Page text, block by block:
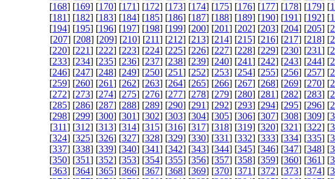
[168] [169] [170] [171] [172] [173] [174] [175] [176] [177] [178] [179] [
[181] [182] [183] [184] [185] [186] [187] [188] [189] [190] [191] [192] [
[194] [195] [196] [197] [198] [199] [200] [201] [202] [203] [204] [205] [
[207] [208] [209] [210] [211] [212] [213] [214] [215] [216] [217] [218] [
[220] [221] [222] [223] [224] [225] [226] [227] [228] [229] [230] [231] [
[233] [234] [235] [236] [237] [238] [239] [240] [241] [242] [243] [244] [
[246] [247] [248] [249] [250] [251] [252] [253] [254] [255] [256] [257] [
[259] [260] [261] [262] [263] [264] [265] [266] [267] [268] [269] [270] [
[272] [273] [274] [275] [276] [277] [278] [279] [280] [281] [282] [283] [
[285] [286] [287] [288] [289] [290] [291] [292] [293] [294] [295] [296] [
[298] [299] [300] [301] [302] [303] [304] [305] [306] [307] [308] [309] [
[311] [312] [313] [314] [315] [316] [317] [318] [319] [320] [321] [322] [
[324] [325] [326] [327] [328] [329] [330] [331] [332] [333] [334] [335] [
[337] [338] [339] [340] [341] [342] [343] [344] [345] [346] [347] [348] [
[350] [351] [352] [353] [354] [355] [356] [357] [358] [359] [360] [361] [
[363] [364] [365] [366] [367] [368] [369] [370] [371] [372] [373] [374] [